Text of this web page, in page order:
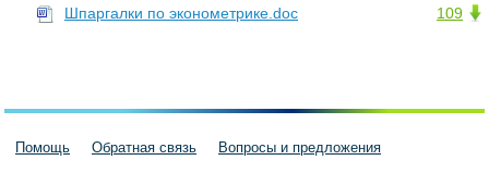
109
Шпаргалки по эконометрике.doc
Помощь Обратная связь Вопросы и предложения